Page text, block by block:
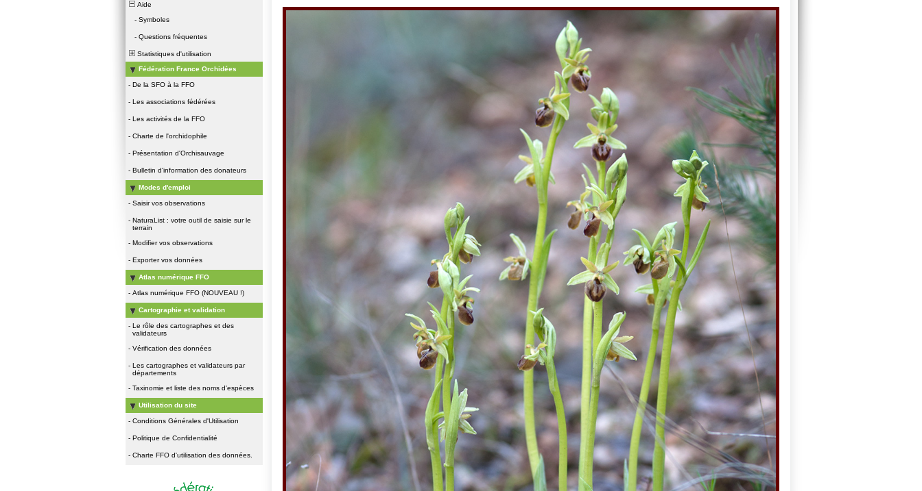
Aide
- Symboles
- Questions fréquentes
Statistiques d'utilisation
Fédération France Orchidées
- De la SFO à la FFO
- Les associations fédérées
- Les activités de la FFO
- Charte de l'orchidophile
- Présentation d'Orchisauvage
- Bulletin d'information des donateurs
Modes d'emploi
- Saisir vos observations
- NaturaList : votre outil de saisie sur le
terrain
- Modifier vos observations
- Exporter vos données
Atlas numérique FFO
- Atlas numérique FFO (NOUVEAU !)
Cartographie et validation
- Le rôle des cartographes et des
validateurs
- Vérification des données
- Les cartographes et validateurs par
départements
- Taxinomie et liste des noms d'espèces
Utilisation du site
- Conditions Générales d'Utilisation
- Politique de Confidentialité
- Charte FFO d'utilisation des données.